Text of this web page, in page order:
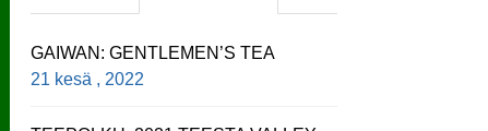
GAIWAN: GENTLEMEN’S TEA
21 kesä , 2022